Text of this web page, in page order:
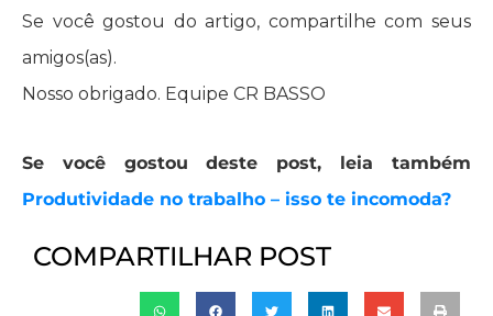
Se você gostou do artigo, compartilhe com seus
amigos(as).
Nosso obrigado. Equipe CR BASSO
Se você gostou deste post, leia também
Produtividade no trabalho – isso te incomoda?
COMPARTILHAR POST